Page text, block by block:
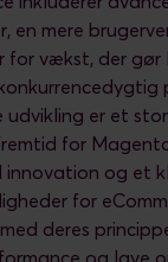
en mere
for vækst, der
udvikling er et
for
innovation og et
for
deres